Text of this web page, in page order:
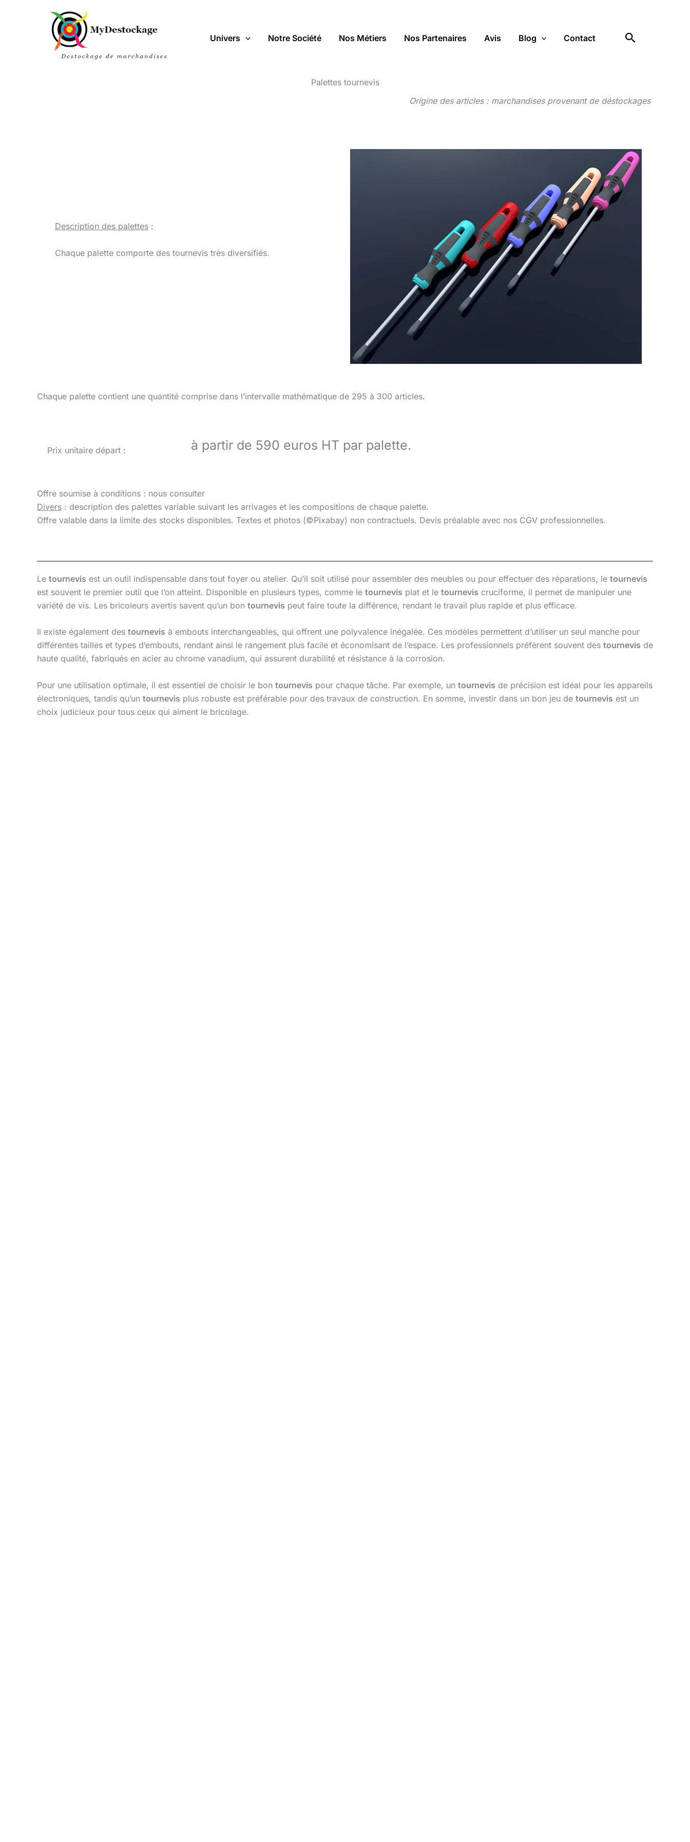
Univers Notre Société Nos Métiers Nos Partenaires Avis Blog Contact Rechercher
Palettes tournevis
Origine des articles : marchandises provenant de déstockages
Description des palettes :
Chaque palette comporte des tournevis très diversifiés.
Chaque palette contient une quantité comprise dans l’intervalle mathématique de 295 à 300 articles.
Prix unitaire départ : à partir de 590 euros HT par palette.
Offre soumise à conditions : nous consulter
Divers : description des palettes variable suivant les arrivages et les compositions de chaque palette.
Offre valable dans la limite des stocks disponibles. Textes et photos (©Pixabay) non contractuels. Devis préalable avec nos CGV professionnelles.
Le tournevis est un outil indispensable dans tout foyer ou atelier. Qu’il soit utilisé pour assembler des meubles ou pour effectuer des réparations, le tournevis
est souvent le premier outil que l’on atteint. Disponible en plusieurs types, comme le tournevis plat et le tournevis cruciforme, il permet de manipuler une
variété de vis. Les bricoleurs avertis savent qu’un bon tournevis peut faire toute la différence, rendant le travail plus rapide et plus efficace.
Il existe également des tournevis à embouts interchangeables, qui offrent une polyvalence inégalée. Ces modèles permettent d’utiliser un seul manche pour
différentes tailles et types d’embouts, rendant ainsi le rangement plus facile et économisant de l’espace. Les professionnels préfèrent souvent des tournevis de
haute qualité, fabriqués en acier au chrome vanadium, qui assurent durabilité et résistance à la corrosion.
Pour une utilisation optimale, il est essentiel de choisir le bon tournevis pour chaque tâche. Par exemple, un tournevis de précision est idéal pour les appareils
électroniques, tandis qu’un tournevis plus robuste est préférable pour des travaux de construction. En somme, investir dans un bon jeu de tournevis est un
choix judicieux pour tous ceux qui aiment le bricolage.